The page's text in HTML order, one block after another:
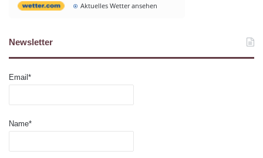
Aktuelles Wetter ansehen
Newsletter
Email*
Name*